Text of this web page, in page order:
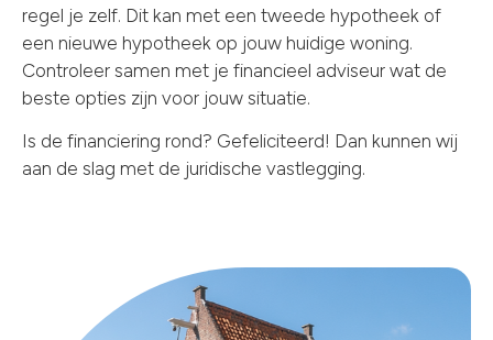
regel je zelf. Dit kan met een tweede hypotheek of
een nieuwe hypotheek op jouw huidige woning.
Controleer samen met je financieel adviseur wat de
beste opties zijn voor jouw situatie.
Is de financiering rond? Gefeliciteerd! Dan kunnen wij
aan de slag met de juridische vastlegging.